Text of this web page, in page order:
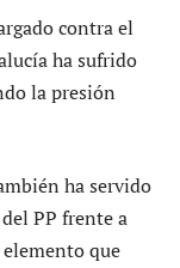
contra el
ha sufrido
la presión
ha servido
PP frente a
que